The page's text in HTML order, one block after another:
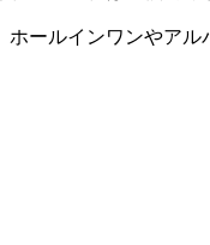
ールインワンやア